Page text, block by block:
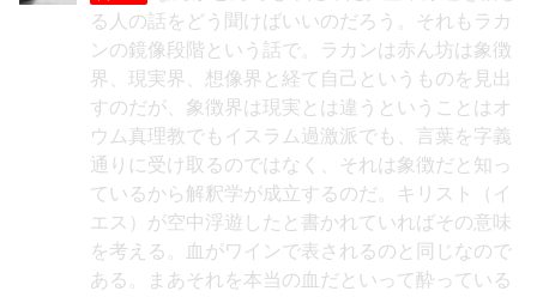
る人の話をどう聞けばいいのだろう。それもラカ
ンの鏡像段階という話で。ラカンは赤ん坊は象徴
界、現実界、想像界と経て自己というものを見出
すのだが、象徴界は現実とは違うということはオ
ウム真理教でもイスラム過激派でも、言葉を字義
通りに受け取るのではなく、それは象徴だと知っ
ているから解釈学が成立するのだ。キリスト（イ
エス）が空中浮遊したと書かれていればその意味
を考える。血がワインで表されるのと同じなので
ある。まあそれを本当の血だといって酔っている